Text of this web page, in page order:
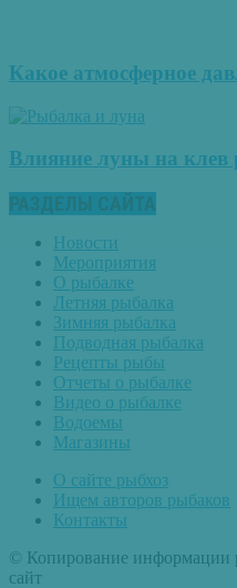
Какое атмосферное
Влияние луны на
РАЗДЕЛЫ САЙТА
Новости
Мероприятия
О рыбалке
Летняя рыбалка
Зимняя рыбалка
Подводная рыбалка
Рецепты рыбы
Отчеты о рыбалке
Видео о рыбалке
Водоемы
Магазины
О сайте рыбхоз
Ищем авторов рыбаков
Контакты
© Копирование информации
сайт